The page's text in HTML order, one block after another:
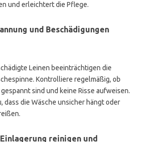
und erleichtert die Pflege.
und Beschädigungen
Leinen beeinträchtigen die
Kontrolliere regelmäßig, ob
sind und keine Risse aufweisen.
dass die Wäsche unsicher hängt oder
reinigen und